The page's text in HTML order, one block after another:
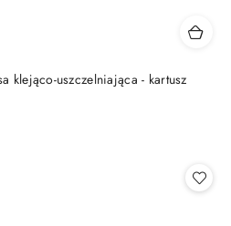
klejąco-uszczelniająca - kartusz